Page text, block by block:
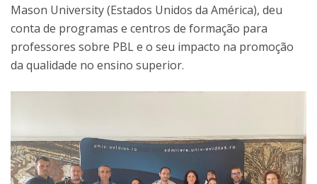
Mason University (Estados Unidos da América), deu
conta de programas e centros de formação para
professores sobre PBL e o seu impacto na promoção
da qualidade no ensino superior.